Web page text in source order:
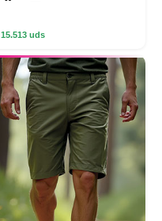
15.513 uds